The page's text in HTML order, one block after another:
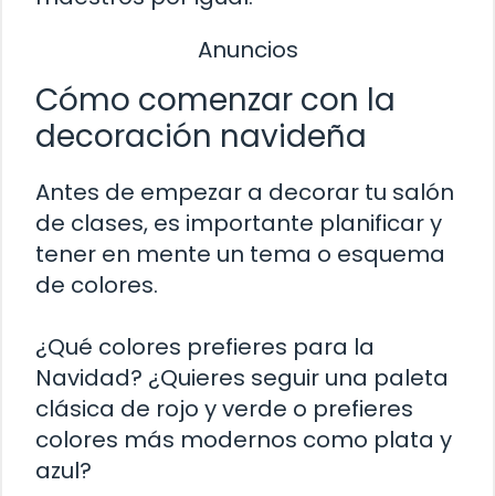
Anuncios
Cómo comenzar con la
decoración navideña
Antes de empezar a decorar tu salón
de clases, es importante planificar y
tener en mente un tema o esquema
de colores.
¿Qué colores prefieres para la
Navidad? ¿Quieres seguir una paleta
clásica de rojo y verde o prefieres
colores más modernos como plata y
azul?